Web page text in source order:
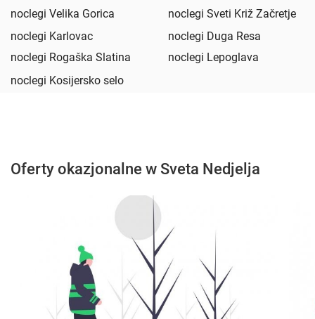
noclegi Velika Gorica
noclegi Sveti Križ Začretje
noclegi Karlovac
noclegi Duga Resa
noclegi Rogaška Slatina
noclegi Lepoglava
noclegi Kosijersko selo
Oferty okazjonalne w Sveta Nedjelja